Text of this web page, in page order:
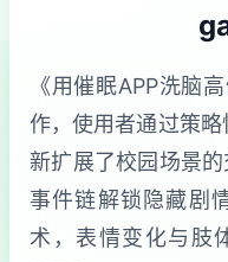
《用催眠APP洗脑
作，使用者通过策
新扩展了校园场景
事件链解锁隐藏剧
术，表情变化与肢